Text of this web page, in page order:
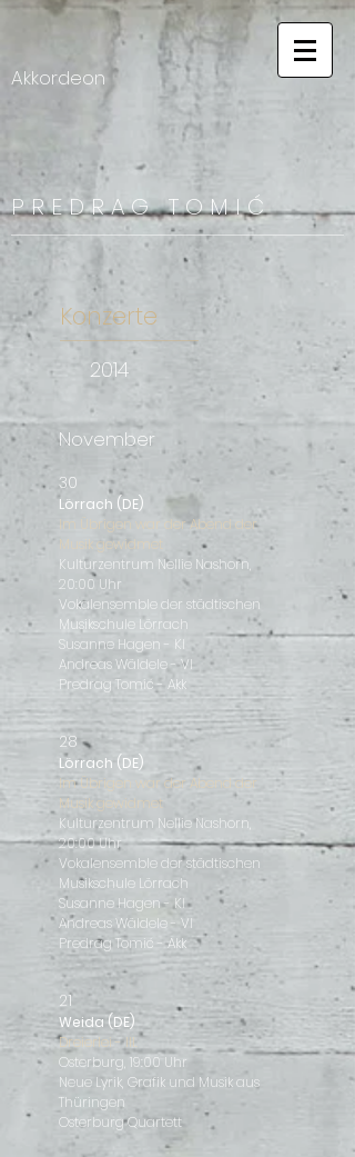
Akkordeon
P R E D R A GT O M I Ć
Konzerte
2014
November
30
Lörrach (DE)
Im Übrigen war der Abend der
Musik gewidmet
Kulturzentrum Nellie Nashorn,
20:00 Uhr
Vokalensemble der städtischen
Musikschule Lörrach
Susanne Hagen - Kl
Andreas Wäldele - Vl
Predrag Tomić - Akk
28
Lörrach (DE)
Im Übrigen war der Abend der
Musik gewidmet
Kulturzentrum Nellie Nashorn,
20:00 Uhr
Vokalensemble der städtischen
Musikschule Lörrach
Susanne Hagen - Kl
Andreas Wäldele - Vl
Predrag Tomić - Akk
21
Weida (DE)
Dreierlei - III.
Osterburg, 19:00 Uhr
Neue Lyrik, Grafik und Musik aus
Thüringen
Osterburg Quartett